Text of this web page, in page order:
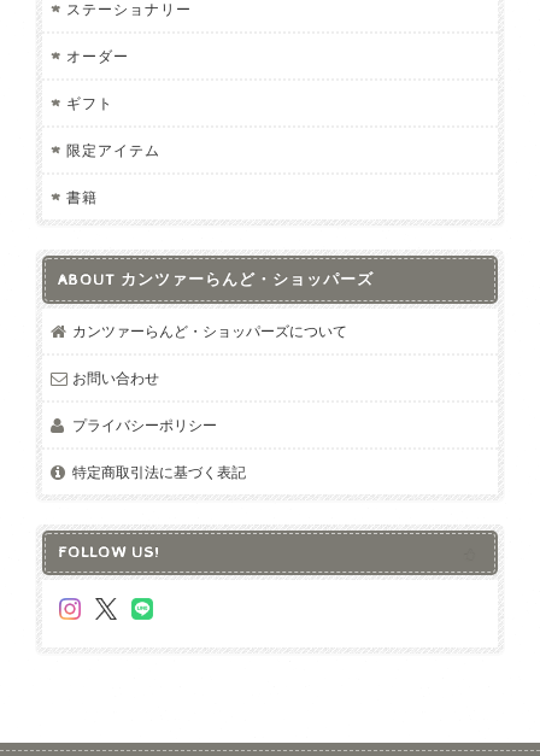
ステーショナリー
オーダー
ギフト
限定アイテム
書籍
ABOUT カンツァーらんど・ショッパーズ
カンツァーらんど・ショッパーズについて
お問い合わせ
プライバシーポリシー
特定商取引法に基づく表記
FOLLOW US!